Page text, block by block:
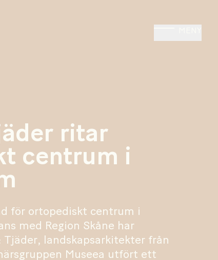
ritar
centrum i
för ortopediskt centrum i
med Region Skåne har
landskapsarkitekter från
Museea utfört ett